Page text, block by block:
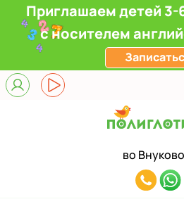
Приглашаем детей 3-
с носителем
во Внуково
Выберите
Верхние